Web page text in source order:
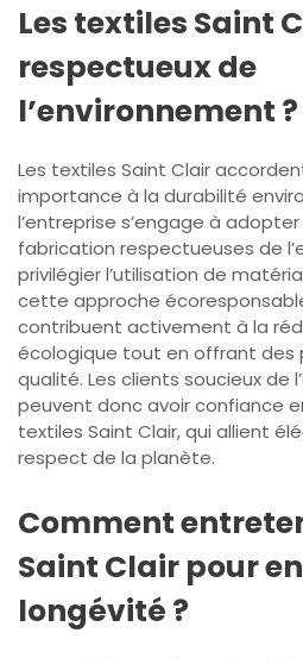
Les textiles Saint
respectueux de
l’environnement ?
Les textiles Saint Clair
importance à la durabilité
l’entreprise s’engage à
fabrication respectueuses de
privilégier l’utilisation de
cette approche
contribuent activement à la
écologique tout en offrant des
qualité. Les clients soucieux de
peuvent donc avoir confiance
textiles Saint Clair, qui allient
respect de la planète.
Comment
Saint Clair pour
longévité ?